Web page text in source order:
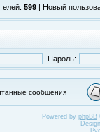
599 | Новый
Пароль:
сообщения
Powered by phpBB